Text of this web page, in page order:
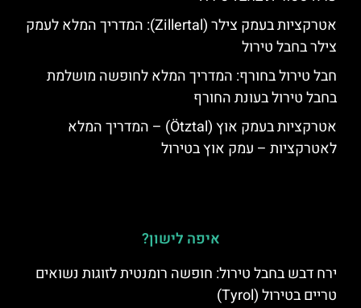
אטרקציות בעמק צילר (Zillertal): המדריך המלא לעמק
צילר בחבל טירול
חבל טירול בחורף: המדריך המלא לחופשה מושלמת
בחבל טירול בעונת החורף
אטרקציות בעמק אוץ (Ötztal) – המדריך המלא
לאטרקציות – עמק אוץ בטירול
איפה לישון?
ירח דבש בחבל טירול: חופשה רומנטית לזוגות נשואים
טריים בטירול (Tyrol)